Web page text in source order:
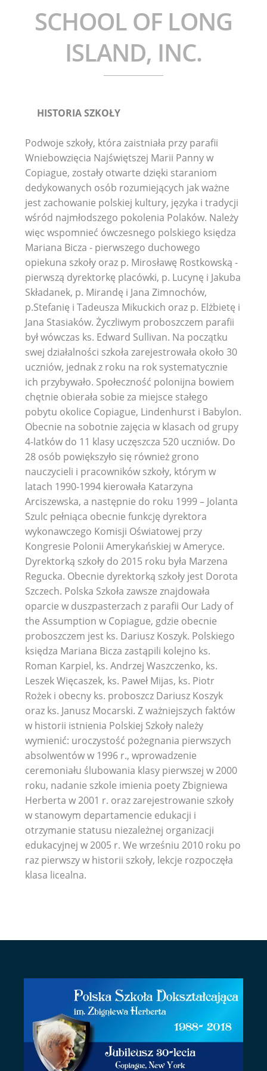
KLASA VII B
KLASA VIII B
KLASA IX A LICEALNA
KLASA X A LICEALNA
KLASA XI A LICEALNA
POLISH AS A SECOND LANGUAGE
SCHOOL OF LONG
ISLAND, INC.
HISTORIA SZKOŁY
Podwoje szkoły, która zaistniała przy parafii
Wniebowzięcia Najświętszej Marii Panny w
Copiague, zostały otwarte dzięki staraniom
dedykowanych osób rozumiejących jak ważne
jest zachowanie polskiej kultury, języka i tradycji
wśród najmłodszego pokolenia Polaków. Należy
więc wspomnieć ówczesnego polskiego księdza
Mariana Bicza - pierwszego duchowego
opiekuna szkoły oraz p. Mirosławę Rostkowską -
pierwszą dyrektorkę placówki, p. Lucynę i Jakuba
Składanek, p. Mirandę i Jana Zimnochów,
p.Stefanię i Tadeusza Mikuckich oraz p. Elżbietę i
Jana Stasiaków. Życzliwym proboszczem parafii
był wówczas ks. Edward Sullivan. Na początku
swej działalności szkoła zarejestrowała około 30
uczniów, jednak z roku na rok systematycznie
ich przybywało. Społeczność polonijna bowiem
chętnie obierała sobie za miejsce stałego
pobytu okolice Copiague, Lindenhurst i Babylon.
Obecnie na sobotnie zajęcia w klasach od grupy
4-latków do 11 klasy uczęszcza 520 uczniów. Do
28 osób powiększyło się również grono
nauczycieli i pracowników szkoły, którym w
latach 1990-1994 kierowała Katarzyna
Arciszewska, a następnie do roku 1999 – Jolanta
Szulc pełniąca obecnie funkcję dyrektora
wykonawczego Komisji Oświatowej przy
Kongresie Polonii Amerykańskiej w Ameryce.
Dyrektorką szkoły do 2015 roku była Marzena
Regucka. Obecnie dyrektorką szkoły jest Dorota
Szczech. Polska Szkoła zawsze znajdowała
oparcie w duszpasterzach z parafii Our Lady of
the Assumption w Copiague, gdzie obecnie
proboszczem jest ks. Dariusz Koszyk. Polskiego
księdza Mariana Bicza zastąpili kolejno ks.
Roman Karpiel, ks. Andrzej Waszczenko, ks.
Leszek Więcaszek, ks. Paweł Mijas, ks. Piotr
Rożek i obecny ks. proboszcz Dariusz Koszyk
oraz ks. Janusz Mocarski. Z ważniejszych faktów
w historii istnienia Polskiej Szkoły należy
wymienić: uroczystość pożegnania pierwszych
absolwentów w 1996 r., wprowadzenie
ceremoniału ślubowania klasy pierwszej w 2000
roku, nadanie szkole imienia poety Zbigniewa
Herberta w 2001 r. oraz zarejestrowanie szkoły
w stanowym departamencie edukacji i
otrzymanie statusu niezależnej organizacji
edukacyjnej w 2005 r. We wrześniu 2010 roku po
raz pierwszy w historii szkoły, lekcje rozpoczęła
klasa licealna.